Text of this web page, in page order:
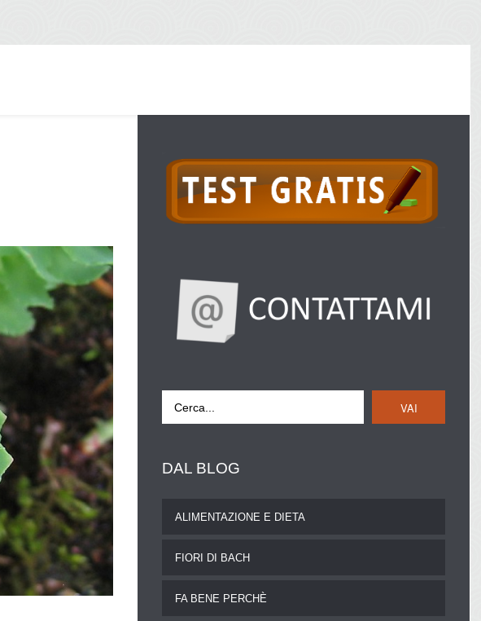
VAI
DAL BLOG
ALIMENTAZIONE E DIETA
FIORI DI BACH
FA BENE PERCHÈ